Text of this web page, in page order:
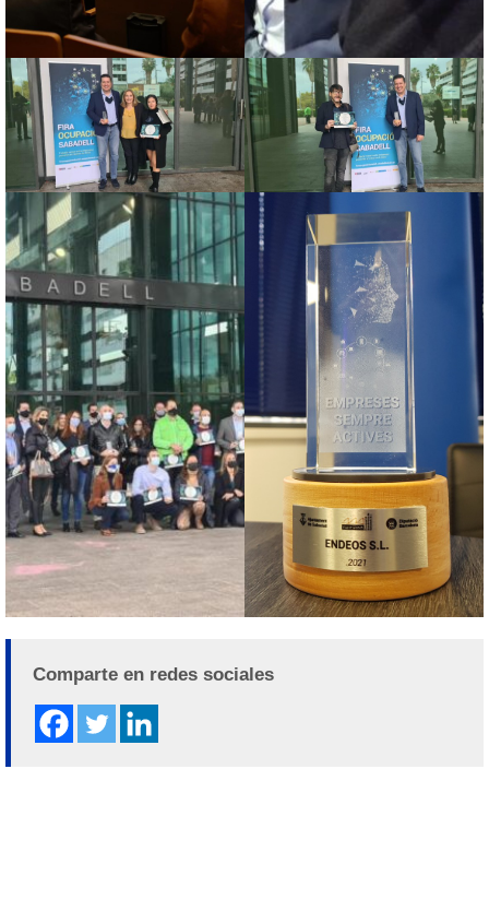
Comparte en redes sociales